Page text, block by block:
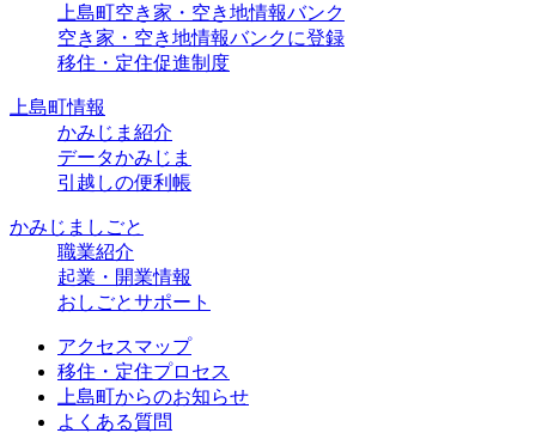
上島町空き家・空き地情報バンク
空き家・空き地情報バンクに登録
移住・定住促進制度
上島町情報
かみじま紹介
データかみじま
引越しの便利帳
かみじましごと
職業紹介
起業・開業情報
おしごとサポート
アクセスマップ
移住・定住プロセス
上島町からのお知らせ
よくある質問